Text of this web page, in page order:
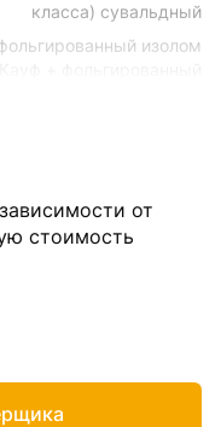
класса) сувальдный
изолом
100 мм
от
стоимость